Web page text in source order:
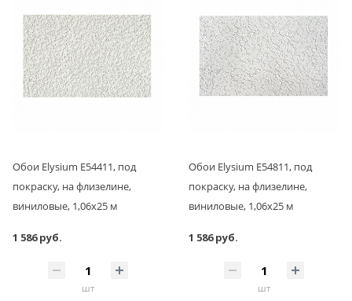
Обои Elysium Е54411, под
покраску, на флизелине,
виниловые, 1,06x25 м
1 586 руб.
шт
Обои Elysium Е54811, под
покраску, на флизелине,
виниловые, 1,06x25 м
1 586 руб.
шт